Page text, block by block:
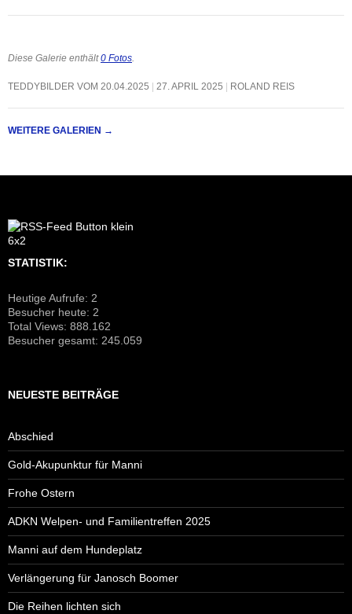
Diese Galerie enthält0 Fotos
TEDDYBILDER VOM 20.04.2025 27. APRIL 2025 ROLAND REIS
WEITERE GALERIEN →
STATISTIK:
Heutige Aufrufe: 2
Besucher heute: 2
Total Views: 888.162
Besucher gesamt: 245.059
NEUESTE BEITRÄGE
Abschied
Gold-Akupunktur für Manni
Frohe Ostern
ADKN Welpen- und Familientreffen 2025
Manni auf dem Hundeplatz
Verlängerung für Janosch Boomer
Die Reihen lichten sich